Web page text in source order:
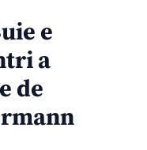
e
a
de